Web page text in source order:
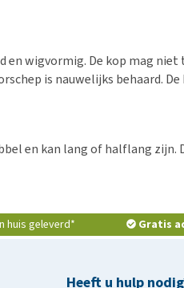
en wigvormig. De kop mag
is nauwelijks behaard.
en kan lang of halflang
huis geleverd* Gratis
Heeft u hulp